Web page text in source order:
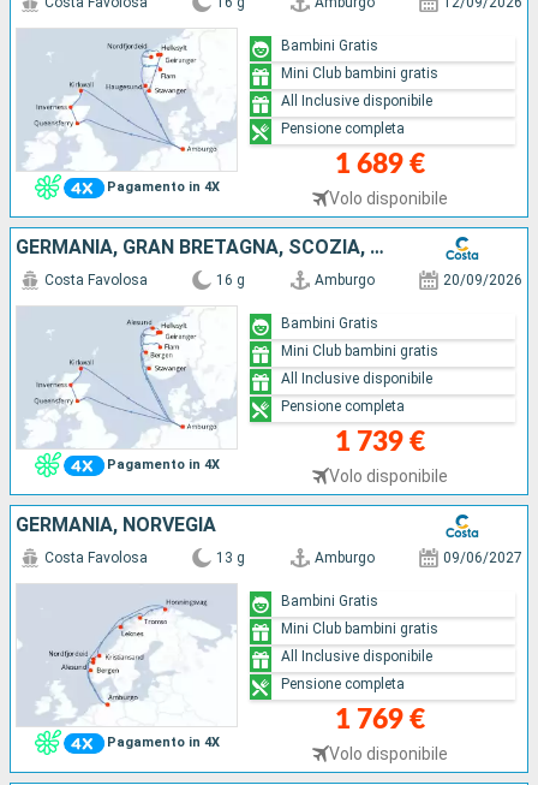
Pagamento in 4X
1 689 €
Volo disponibile
Bambini Gratis
Mini Club bambini gratis
All Inclusive disponibile
Pensione completa
GERMANIA, GRAN BRETAGNA, SCOZIA, NORVEGIA
Pagamento in 4X
Costa Favolosa 16 g Amburgo 20/09/2026
1 739 €
Volo disponibile
Bambini Gratis
Mini Club bambini gratis
All Inclusive disponibile
Pensione completa
GERMANIA, NORVEGIA
Pagamento in 4X
Costa Favolosa 13 g Amburgo 09/06/2027
1 769 €
Volo disponibile
Bambini Gratis
Mini Club bambini gratis
All Inclusive disponibile
Pensione completa